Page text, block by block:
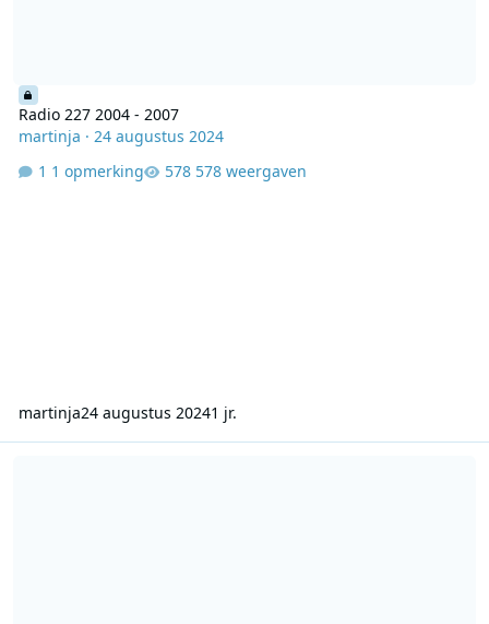
Radio 227 2004 - 2007
martinja · 24 augustus 2024
1 opmerking
578 weergaven
martinja24 augustus 20241 jr.